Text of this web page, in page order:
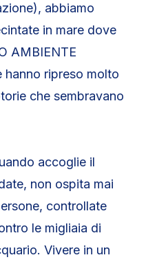
abbiamo
in mare dove
AMBIENTE
hanno ripreso molto
che sembravano
accoglie il
non ospita mai
controllate
le migliaia di
Vivere in un